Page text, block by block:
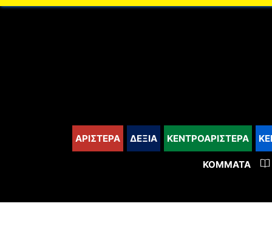
content
ΑΡΙΣΤΕΡΑ ΔΕΞΙΑ ΚΕΝΤΡΟΑΡΙΣΤΕΡΑ
ΚΌΜΜΑΤΑ